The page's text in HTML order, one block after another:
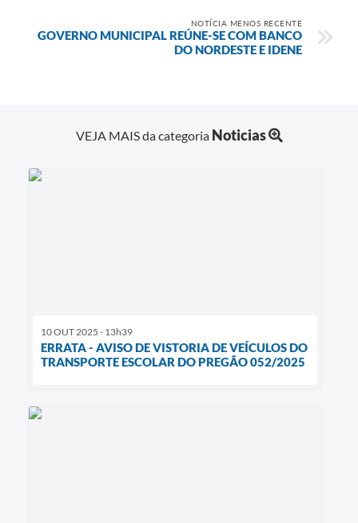
NOTÍCIA MENOS RECENTE
GOVERNO MUNICIPAL REÚNE-SE COM BANCO
DO NORDESTE E IDENE
VEJA MAIS da categoria Noticias
10 OUT 2025 - 13h39
ERRATA - AVISO DE VISTORIA DE VEÍCULOS DO
TRANSPORTE ESCOLAR DO PREGÃO 052/2025